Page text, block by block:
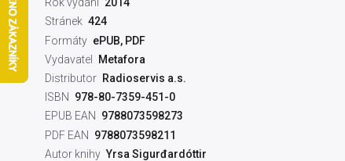
Rok vydání 2014
Stránek 424
Formáty ePUB, PDF
Vydavatel
Metafora
Distributor Radioservis a.s.
ISBN
978-80-7359-451-0
EPUB EAN
9788073598273
PDF EAN 9788073598211
Autor knihy Yrsa Sigurđardóttir